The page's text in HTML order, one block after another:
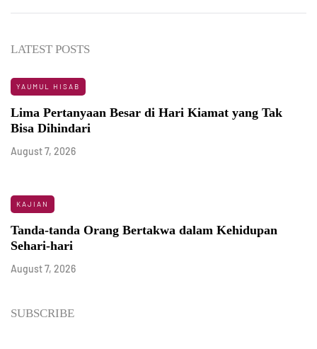
LATEST POSTS
YAUMUL HISAB
Lima Pertanyaan Besar di Hari Kiamat yang Tak
Bisa Dihindari
August 7, 2026
KAJIAN
Tanda-tanda Orang Bertakwa dalam Kehidupan
Sehari-hari
August 7, 2026
SUBSCRIBE